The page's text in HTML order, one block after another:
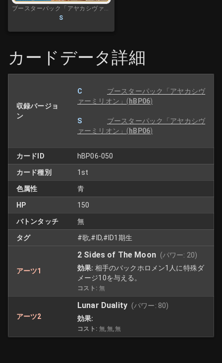
S
カードデータ詳細
収録バージョ
ン
C
ブースターパック「アヤカシヴ
ァーミリオン」 (hBP06)
S
ブースターパック「アヤカシヴ
ァーミリオン」 (hBP06)
カードID hBP06-050
カード種別 1st
色属性 青
HP 150
バトンタッチ 無
タグ #歌,#ID,#ID1期生
アーツ1
2 Sides of The Moon (パワー: 20)
効果: 相手のバックホロメン1人に特殊ダ
メージ10を与える。
コスト: 無
アーツ2
Lunar Duality (パワー: 80)
効果:
コスト: 無,無,無